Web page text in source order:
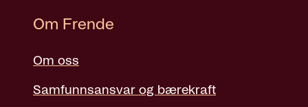
Om Frende
Om oss
Samfunnsansvar og bærekraft